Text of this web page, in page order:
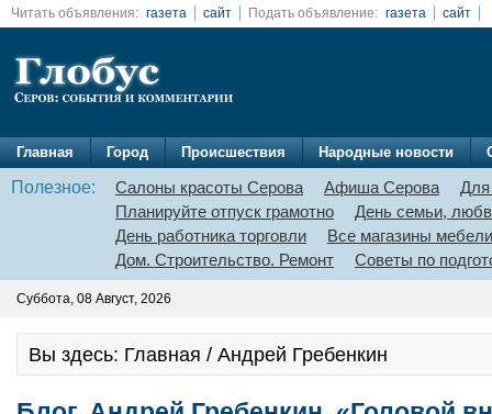
Читать объявления: газета сайт Подать объявление: газета сайт
Главная Город Происшествия Народные новости
Полезное: Салоны красоты Серова Афиша Серова
Для
Планируйте отпуск грамотно
День семьи,
День работника торговли
Все магазины мебели
Дом. Строительство. Ремонт
Советы по
Суббота, 08 Август, 2026
Вы здесь: Главная / Андрей Гребенкин